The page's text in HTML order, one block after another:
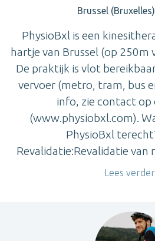
Brussel
PhysioBxl is een
hartje van Brussel (op 250m
De praktijk is vlot
vervoer (metro, tram, bus
info, zie contact op
(www.physiobxl.com).
PhysioBxl
Revalidatie:Revalidatie van
Lees verder